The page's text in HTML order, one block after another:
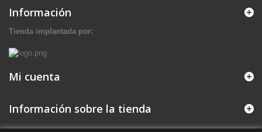
Información
Tienda implantada por:
Mi cuenta
Información sobre la tienda